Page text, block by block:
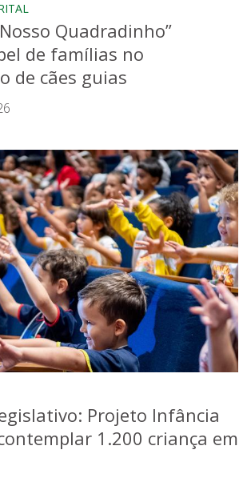
Quadradinho”
de famílias no
de cães guias
Projeto Infância
1.200 criança em